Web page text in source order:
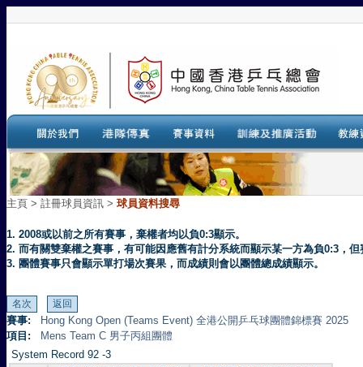
主頁 > 註冊球員資訊 > 球員資料搜尋
1. 2008或以前之所有賽事，棄權者均以負0:3顯示。
2. 而有關雙棄權之賽事，有可能因應舊有計分系統而顯示某一方為負0:3，
3. 團體賽事只會顯示單打場次賽果，而成績則會以團體總成績顯示。
賽事:
Hong Kong Open (Teams Event) 全港公開乒乓球團體錦標賽 2025
項目:
Mens Team C 男子丙組團體
System Record 92 -3